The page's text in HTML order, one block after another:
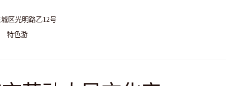
区光明路乙12号
特色游